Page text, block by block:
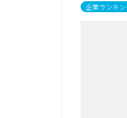
企業ランキ